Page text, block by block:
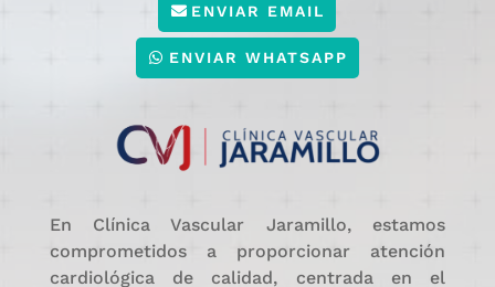
ENVIAR EMAIL
ENVIAR WHATSAPP
En Clínica Vascular Jaramillo, estamos
comprometidos a proporcionar atención
cardiológica de calidad, centrada en el